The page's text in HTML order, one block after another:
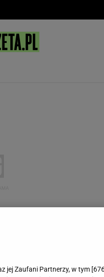
jej Zaufani Partnerzy, w tym [